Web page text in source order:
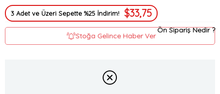
3 Adet ve Üzeri Sepette %25 İndirim! $33,75
Ön Sipariş Nedir ?
Stoğa Gelince Haber Ver